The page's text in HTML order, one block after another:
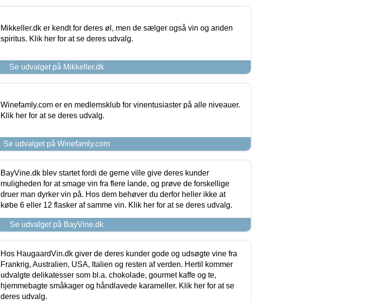
Mikkeller.dk er kendt for deres øl, men de sælger også vin og anden
spiritus. Klik her for at se deres udvalg.
Se udvalget på Mikkeller.dk
Winefamly.com er en medlemsklub for vinentusiaster på alle niveauer.
Klik her for at se deres udvalg.
Se udvalget på Winefamly.com
BayVine.dk blev startet fordi de gerne ville give deres kunder
muligheden for at smage vin fra flere lande, og prøve de forskellige
druer man dyrker vin på. Hos dem behøver du derfor heller ikke at
købe 6 eller 12 flasker af samme vin. Klik her for at se deres udvalg.
Se udvalget på BayVine.dk
Hos HaugaardVin.dk giver de deres kunder gode og udsøgte vine fra
Frankrig, Australien, USA, Italien og resten af verden. Hertil kommer
udvalgte delikatesser som bl.a. chokolade, gourmet kaffe og te,
hjemmebagte småkager og håndlavede karameller. Klik her for at se
deres udvalg.